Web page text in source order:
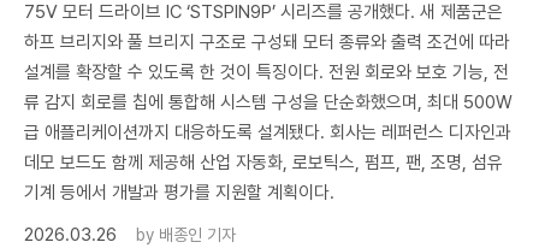
75V 모터 드라이브 IC ‘STSPIN9P’ 시리즈를 공개했다. 새 제품군은
하프 브리지와 풀 브리지 구조로 구성돼 모터 종류와 출력 조건에 따라
설계를 확장할 수 있도록 한 것이 특징이다. 전원 회로와 보호 기능, 전
류 감지 회로를 칩에 통합해 시스템 구성을 단순화했으며, 최대 500W
급 애플리케이션까지 대응하도록 설계됐다. 회사는 레퍼런스 디자인과
데모 보드도 함께 제공해 산업 자동화, 로보틱스, 펌프, 팬, 조명, 섬유
기계 등에서 개발과 평가를 지원할 계획이다.
2026.03.26
by 배종인 기자